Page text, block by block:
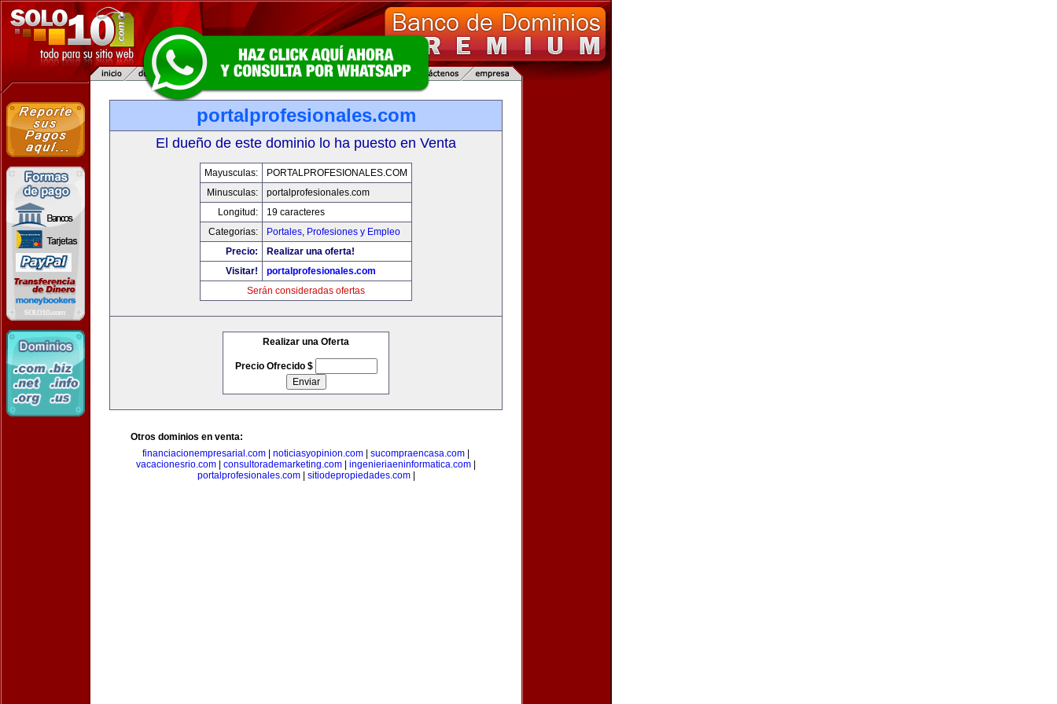
portalprofesionales.com
El dueño de este dominio lo ha puesto en Venta
Mayusculas:
PORTALPROFESIONALES.COM
Minusculas:
portalprofesionales.com
Longitud:
19 caracteres
Categorias:
Portales, Profesiones y Empleo
Precio:
Realizar una oferta!
Visitar!
portalprofesionales.com
Serán consideradas ofertas
Realizar una Oferta
Precio Ofrecido $
Otros dominios en venta:
financiacionempresarial.com
noticiasyopinion.com sucompraencasa.com
vacacionesrio.com
consultorademarketing.com ingenieriaeninformatica.com
portalprofesionales.com| sitiodepropiedades.com|